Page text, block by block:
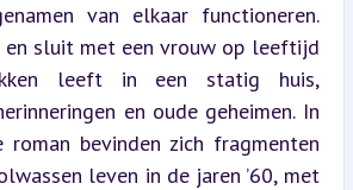
van elkaar functioneren.
en sluit met een vrouw op leeftijd
leeft in een statig huis,
en oude geheimen. In
bevinden zich fragmenten
leven in de jaren ’60, met